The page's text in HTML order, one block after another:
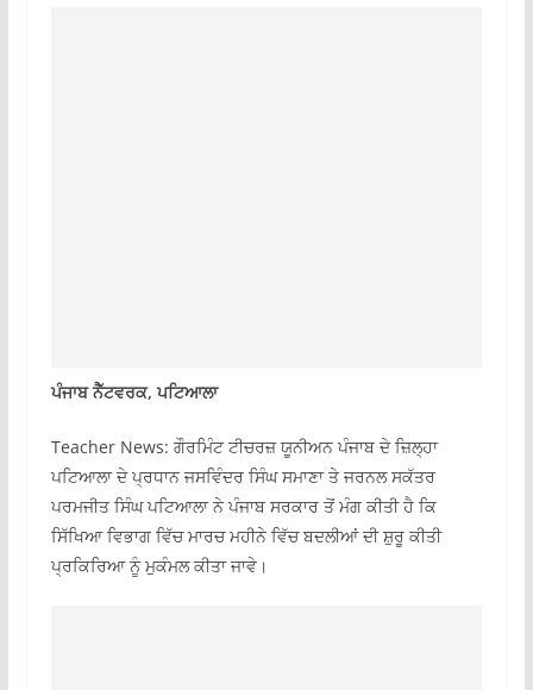
ਪੰਜਾਬ ਨੈੱਟਵਰਕ, ਪਟਿਆਲਾ
Teacher News: ਗੌਰਮਿੰਟ ਟੀਚਰਜ਼ ਯੂਨੀਅਨ ਪੰਜਾਬ ਦੇ ਜ਼ਿਲ੍ਹਾ
ਪਟਿਆਲਾ ਦੇ ਪ੍ਰਧਾਨ ਜਸਵਿੰਦਰ ਸਿੰਘ ਸਮਾਣਾ ਤੇ ਜਰਨਲ ਸਕੱਤਰ
ਪਰਮਜੀਤ ਸਿੰਘ ਪਟਿਆਲਾ ਨੇ ਪੰਜਾਬ ਸਰਕਾਰ ਤੋਂ ਮੰਗ ਕੀਤੀ ਹੈ ਕਿ
ਸਿੱਖਿਆ ਵਿਭਾਗ ਵਿੱਚ ਮਾਰਚ ਮਹੀਨੇ ਵਿੱਚ ਬਦਲੀਆਂ ਦੀ ਸ਼ੁਰੂ ਕੀਤੀ
ਪ੍ਰਕਿਰਿਆ ਨੂੰ ਮੁਕੰਮਲ ਕੀਤਾ ਜਾਵੇ।